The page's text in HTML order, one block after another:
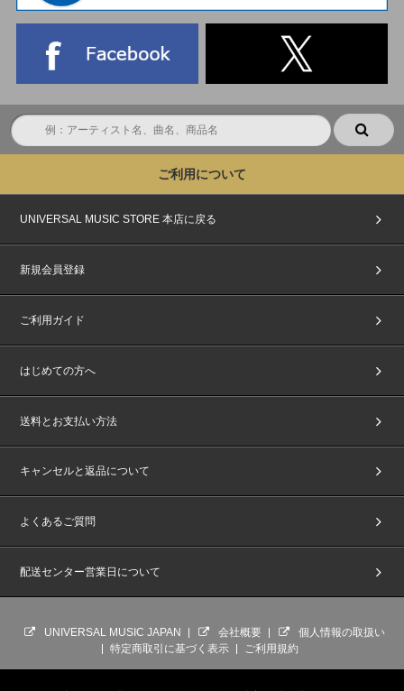
ご利用について
UNIVERSAL MUSIC STORE 本店に戻る
新規会員登録
ご利用ガイド
はじめての方へ
送料とお支払い方法
キャンセルと返品について
よくあるご質問
配送センター営業日について
UNIVERSAL MUSIC JAPAN 会社概要
個人情報の取扱い
特定商取引に基づく表示
ご利用規約